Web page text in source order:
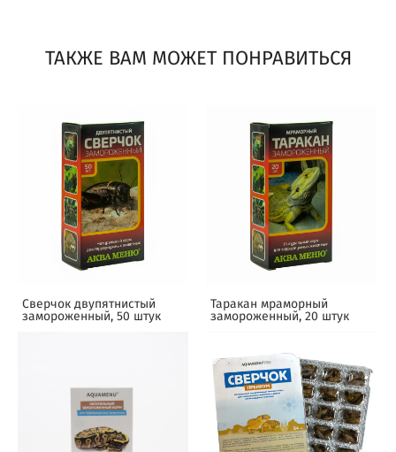
ТАКЖЕ ВАМ МОЖЕТ ПОНРАВИТЬСЯ
Сверчок двупятнистый
замороженный, 50 штук
Таракан мраморный
замороженный, 20 штук